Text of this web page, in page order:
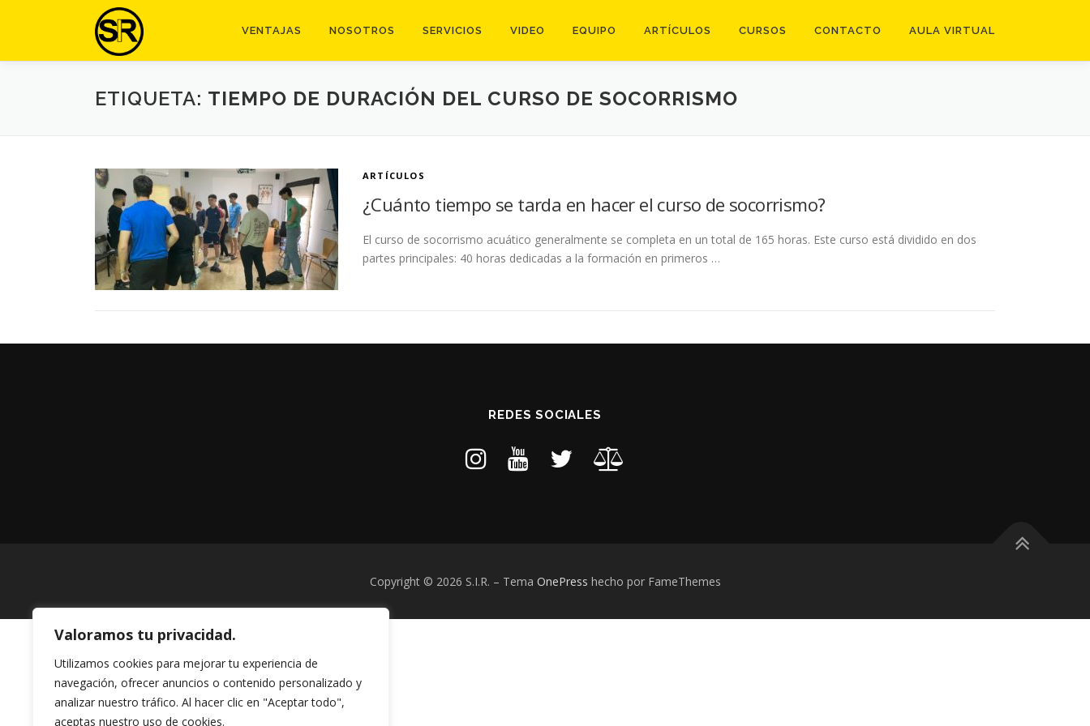
Valoramos tu privacidad.
Utilizamos cookies para mejorar tu experiencia de
navegación, ofrecer anuncios o contenido personalizado y
analizar nuestro tráfico. Al hacer clic en "Aceptar todo",
aceptas nuestro uso de cookies.
VENTAJAS NOSOTROS SERVICIOS VIDEO EQUIPO ARTÍCULOS CURSOS CONTACTO AULA VIRTUAL
ETIQUETA: TIEMPO DE DURACIÓN DEL CURSO DE SOCORRISMO
ARTÍCULOS
¿Cuánto tiempo se tarda en hacer el curso de socorrismo?
El curso de socorrismo acuático generalmente se completa en un total de 165 horas. Este curso está dividido en dos
partes principales: 40 horas dedicadas a la formación en primeros …
REDES SOCIALES
Copyright © 2026 S.I.R. – Tema OnePress hecho por FameThemes